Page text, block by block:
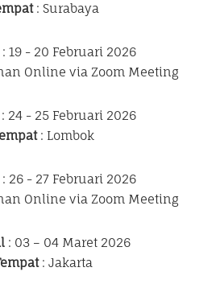
: Surabaya
19 - 20 Februari 2026
Online via Zoom Meeting
: 24 - 25 Februari 2026
: Lombok
26 - 27 Februari 2026
Online via Zoom Meeting
: 03 – 04 Maret 2026
: Jakarta